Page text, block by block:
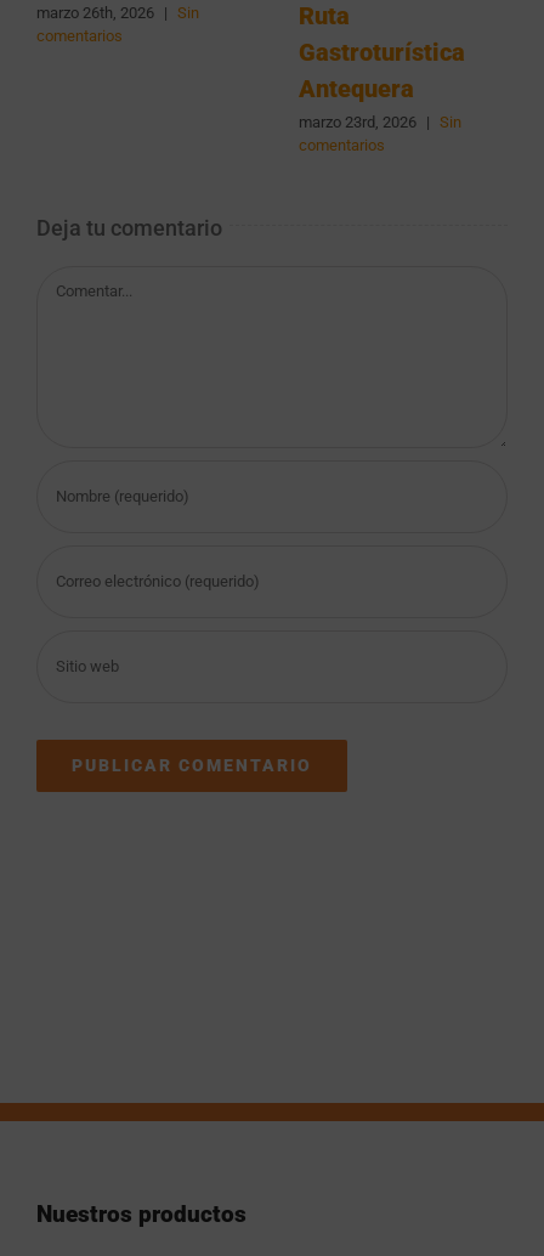
marzo 26th, 2026 | Sin
comentarios
Ruta
Gastroturística
Antequera
marzo 23rd, 2026 | Sin
comentarios
Deja tu comentario
Nuestros productos